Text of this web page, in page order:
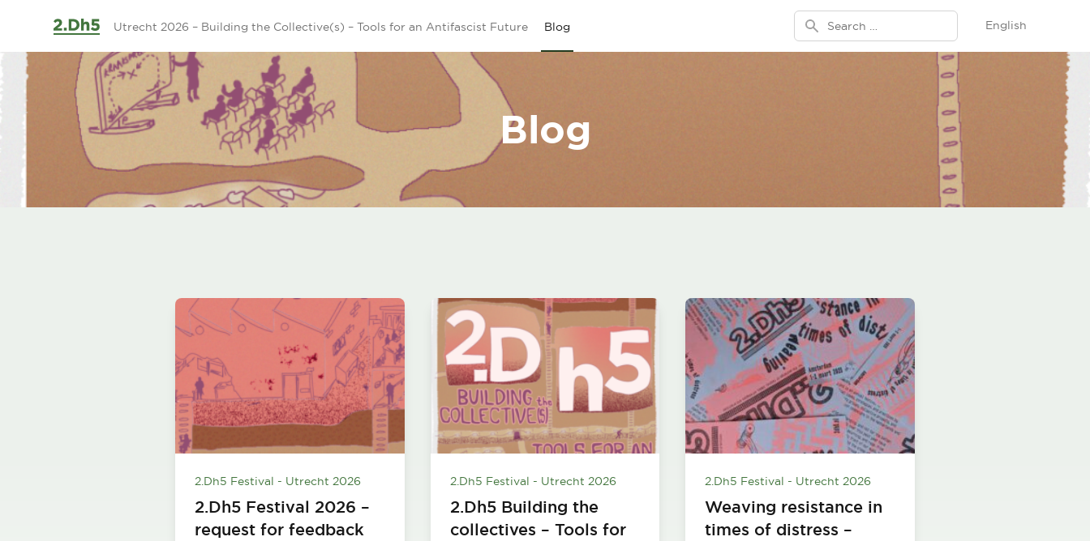
Utrecht 2026 – Building the Collective(s) – Tools for an Antifascist Future Blog Search for: English
Blog
2.Dh5 Festival - Utrecht 2026
2.Dh5 Festival 2026 –
request for feedback
2.Dh5 Festival - Utrecht 2026
2.Dh5 Building the
collectives – Tools for
2.Dh5 Festival - Utrecht 2026
Weaving resistance in
times of distress –